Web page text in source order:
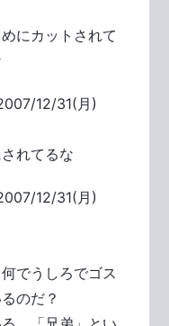
にカットされて
12/31(月)
れてるな
12/31(月)
でうしろでゴス
るのだ？